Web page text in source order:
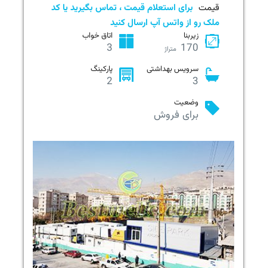
قیمت برای استعلام قیمت ، تماس بگیرید یا کد
ملک رو از واتس آپ ارسال کنید
زیربنا
170 متراژ
اتاق خواب
3
سرویس بهداشتی
3
پارکینگ
2
وضعیت
برای فروش